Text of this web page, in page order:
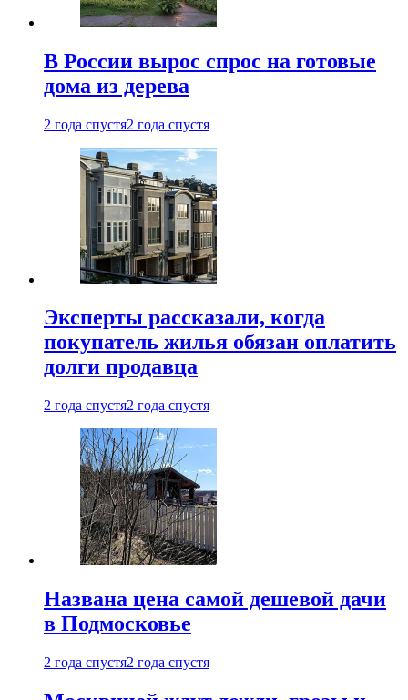
В России вырос спрос на готовые
дома из дерева
2 года спустя2 года спустя
Эксперты рассказали, когда
покупатель жилья обязан оплатить
долги продавца
2 года спустя2 года спустя
Названа цена самой дешевой дачи
в Подмосковье
2 года спустя2 года спустя